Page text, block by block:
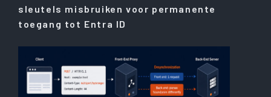
sleutels misbruiken voor permanente
toegang tot Entra ID